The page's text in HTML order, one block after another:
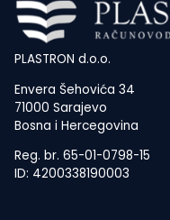
PLASTRON d.o.o.
Envera Šehovića 34
71000 Sarajevo
Bosna i Hercegovina
Reg. br. 65-01-0798-15
ID: 4200338190003